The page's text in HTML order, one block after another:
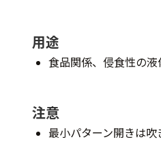
用途
食品関係、侵食性の液
注意
最小パターン開きは吹